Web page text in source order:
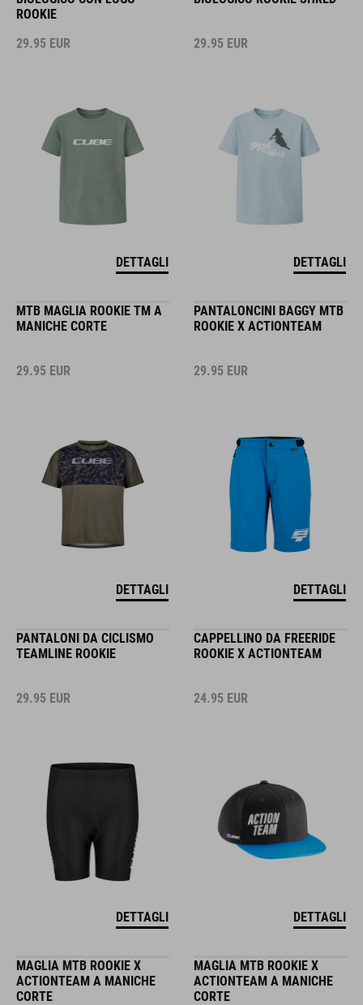
ROOKIE
29.95 EUR
DETTAGLI
29.95 EUR
DETTAGLI
MTB MAGLIA ROOKIE TM A
MANICHE CORTE
29.95 EUR
DETTAGLI
PANTALONCINI BAGGY MTB
ROOKIE X ACTIONTEAM
29.95 EUR
DETTAGLI
PANTALONI DA CICLISMO
TEAMLINE ROOKIE
29.95 EUR
DETTAGLI
CAPPELLINO DA FREERIDE
ROOKIE X ACTIONTEAM
24.95 EUR
DETTAGLI
MAGLIA MTB ROOKIE X
ACTIONTEAM A MANICHE
CORTE
MAGLIA MTB ROOKIE X
ACTIONTEAM A MANICHE
CORTE